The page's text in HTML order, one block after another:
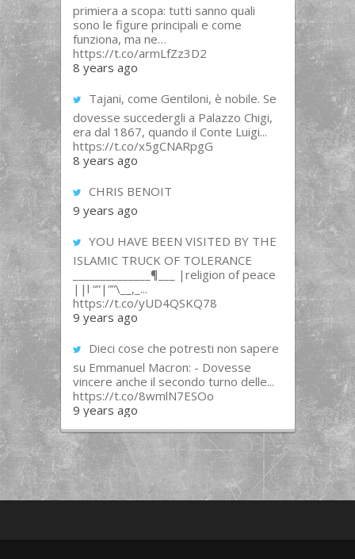
primiera a scopa: tutti sanno quali
sono le figure principali e come
funziona, ma ne…
https://t.co/armLfZz3D2
8 years ago
Tajani, come Gentiloni, è nobile. Se
dovesse succedergli a Palazzo Chigi,
era dal 1867, quando il Conte Luigi...
https://t.co/x5gCNARpgG
8 years ago
CHRIS BENOIT
9 years ago
YOU HAVE BEEN VISITED BY THE
ISLAMIC TRUCK OF TOLERANCE
______________¶___ |religion of peace
||l “”|””\__,_...
https://t.co/yUD4QSKQ78
9 years ago
Dieci cose che potresti non sapere
su Emmanuel Macron: - Dovesse
vincere anche il secondo turno delle...
https://t.co/8wmlN7ESOo
9 years ago